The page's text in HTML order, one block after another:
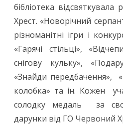
бібліотека
Хрест. «Новорічний
різноманітні ігри і
«Гарячі стільці»,
снігову кульку»,
«Знайди передбачення»,
колобка» та ін. Кожен
солодку медаль за
дарунки від ГО Червоний